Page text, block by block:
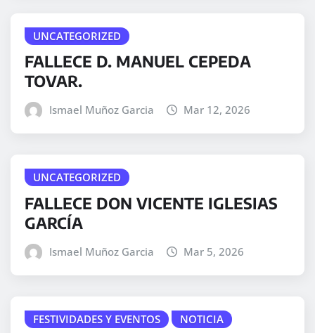
UNCATEGORIZED
FALLECE D. MANUEL CEPEDA
TOVAR.
Ismael Muñoz Garcia Mar 12, 2026
UNCATEGORIZED
FALLECE DON VICENTE IGLESIAS
GARCÍA
Ismael Muñoz Garcia Mar 5, 2026
FESTIVIDADES Y EVENTOS NOTICIA